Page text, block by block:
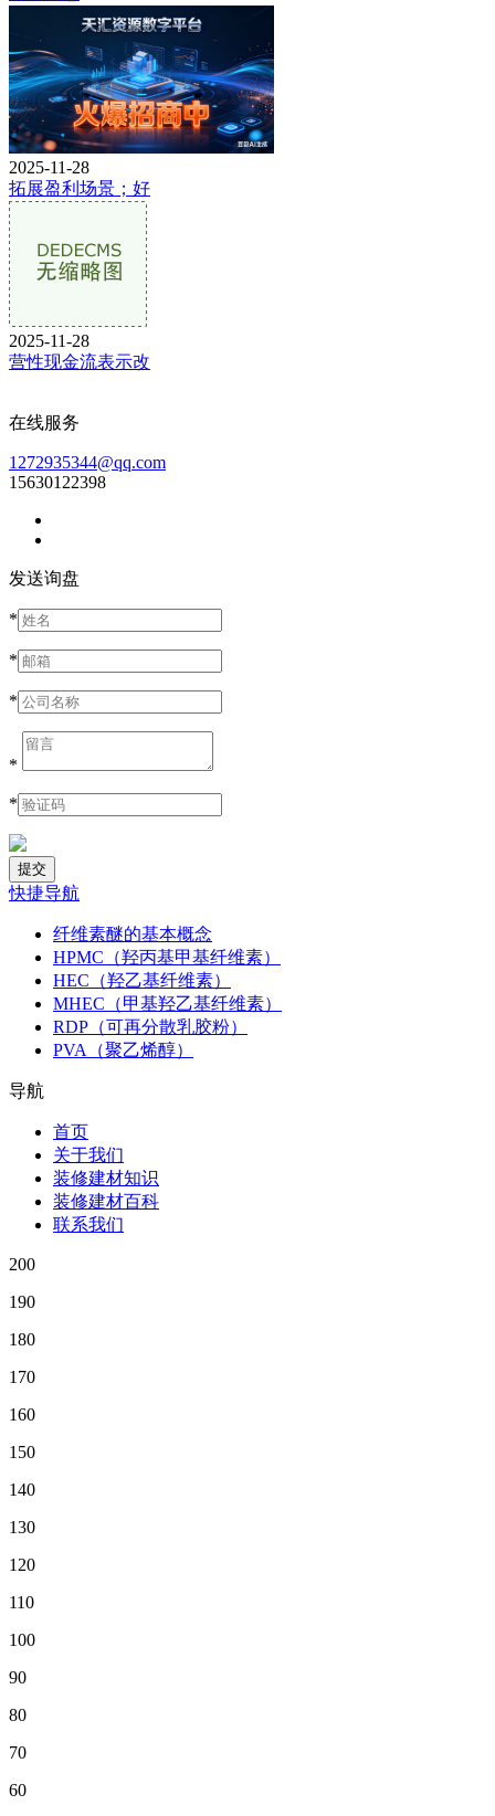
2025-11-28
拓展盈利场景；好
2025-11-28
营性现金流表示改
在线服务
1272935344@qq.com
15630122398
发送询盘
*
*
*
*
*
快捷导航
纤维素醚的基本概念
HPMC（羟丙基甲基纤维素）
HEC（羟乙基纤维素）
MHEC（甲基羟乙基纤维素）
RDP（可再分散乳胶粉）
PVA（聚乙烯醇）
导航
首页
关于我们
装修建材知识
装修建材百科
联系我们
200
190
180
170
160
150
140
130
120
110
100
90
80
70
60